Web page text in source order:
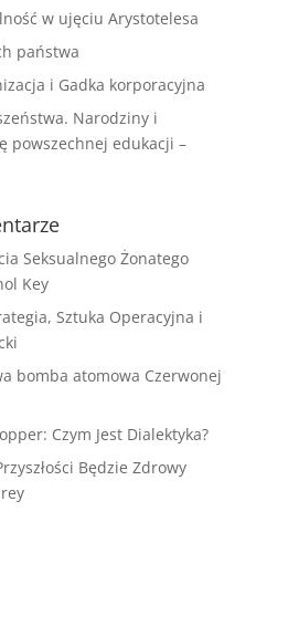
w ujęciu Arystotelesa
państwa
i Gadka korporacyjna
Narodziny i
powszechnej edukacji –
Seksualnego Żonatego
Key
Sztuka Operacyjna i
bomba atomowa Czerwonej
Czym Jest Dialektyka?
Będzie Zdrowy